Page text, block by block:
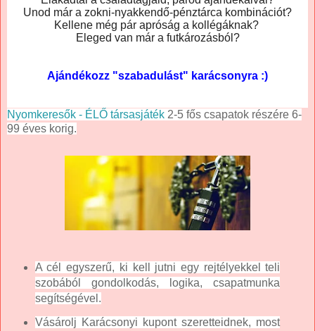
Unod már a zokni-nyakkendő-pénztárca kombinációt?
Kellene még pár apróság a kollégáknak?
Eleged van már a futkározásból?
Ajándékozz "szabadulást" karácsonyra :)
Nyomkeresők - ÉLŐ társasjáték 2-5 fős csapatok részére 6-
99 éves korig.
A cél egyszerű, ki kell jutni egy rejtélyekkel teli
szobából gondolkodás, logika, csapatmunka
segítségével.
Vásárolj Karácsonyi kupont szeretteidnek, most